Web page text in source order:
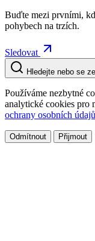
Buďte mezi prvními,
pohybech na trzích.
Sledovat
Hledejte nebo se
Používáme nezbytné
analytické cookies pro
ochrany osobních
Odmítnout Přijmout